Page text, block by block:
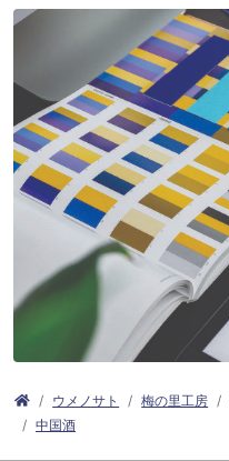
ウメノサト 梅の里工房
中国酒